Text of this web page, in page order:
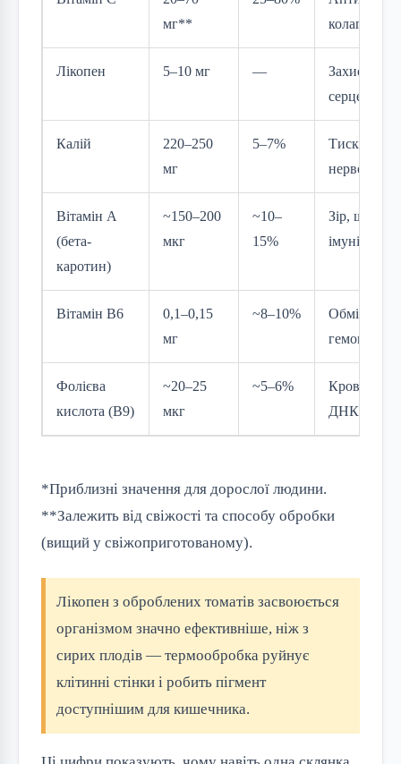
мг**
колаген,
Лікопен 5–10 мг —
Захист
серце,
Калій
220–250
мг
5–7%
Тиск,
нервова
Вітамін A
(бета-
каротин)
~150–200
мкг
~10–
15%
Зір, шкіра,
імунітет
Вітамін B6
0,1–0,15
мг
~8–10%
Обмін
гемоглобін
Фолієва
кислота (B9)
~20–25
мкг
~5–6%
ДНК
*Приблизні значення для дорослої людини.
**Залежить від свіжості та способу обробки
(вищий у свіжоприготованому).
Лікопен з оброблених томатів засвоюється
організмом значно ефективніше, ніж з
сирих плодів — термообробка руйнує
клітинні стінки і робить пігмент
доступнішим для кишечника.